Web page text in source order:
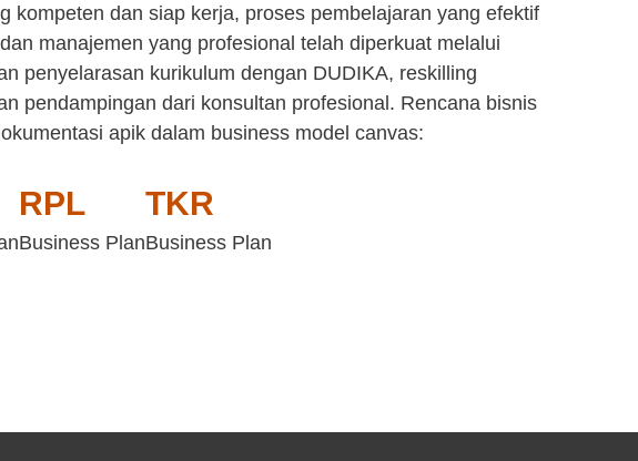
kompeten dan siap kerja, proses pembelajaran yang efektif
manajemen yang profesional telah diperkuat melalui
penyelarasan kurikulum dengan DUDIKA, reskilling
pendampingan dari konsultan profesional. Rencana bisnis
apik dalam business model canvas:
RPL
Business Plan
TKR
Business Plan